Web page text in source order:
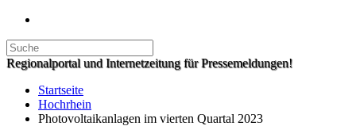
Regionalportal und Internetzeitung für Pressemeldungen!
Startseite
Hochrhein
Photovoltaikanlagen im vierten Quartal 2023